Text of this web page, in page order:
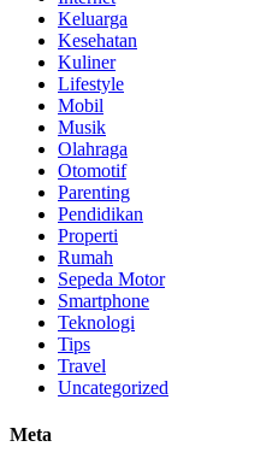
Keluarga
Kesehatan
Kuliner
Lifestyle
Mobil
Musik
Olahraga
Otomotif
Parenting
Pendidikan
Properti
Rumah
Sepeda Motor
Smartphone
Teknologi
Tips
Travel
Uncategorized
Meta